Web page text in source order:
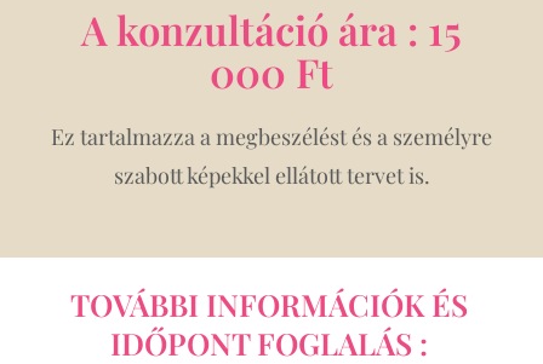
A konzultáció ára : 15
000 Ft
Ez tartalmazza a megbeszélést és a személyre
szabott képekkel ellátott tervet is.
TOVÁBBI INFORMÁCIÓK ÉS
IDŐPONT FOGLALÁS :